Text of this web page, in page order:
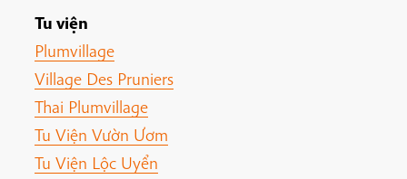
Tu viện
Plumvillage
Village Des Pruniers
Thai Plumvillage
Tu Viện Vườn Ươm
Tu Viện Lộc Uyển